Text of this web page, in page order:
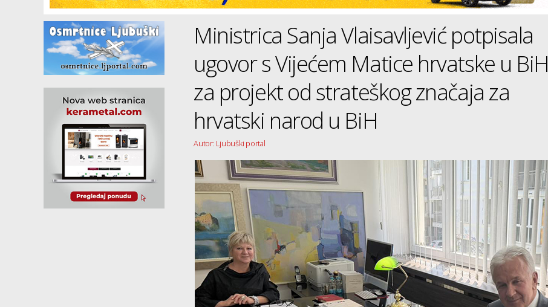
Ministrica Sanja Vlaisavljević potpisala
ugovor s Vijećem Matice hrvatske u BiH
za projekt od strateškog značaja za
hrvatski narod u BiH
Autor: Ljubuški portal